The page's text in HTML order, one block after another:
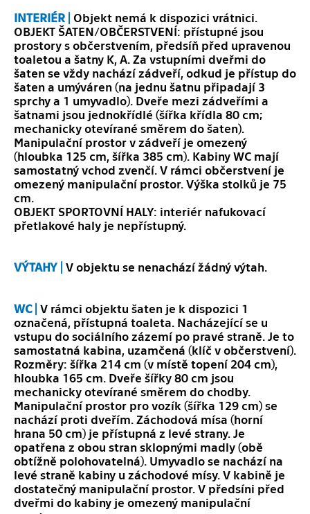
INTERIÉR | Objekt nemá k dispozici vrátnici.
OBJEKT ŠATEN/OBČERSTVENÍ: přístupné jsou
prostory s občerstvením, předsíň před upravenou
toaletou a šatny K, A. Za vstupními dveřmi do
šaten se vždy nachází zádveří, odkud je přístup do
šaten a umýváren (na jednu šatnu připadají 3
sprchy a 1 umyvadlo). Dveře mezi zádveřími a
šatnami jsou jednokřídlé (šířka křídla 80 cm;
mechanicky otevírané směrem do šaten).
Manipulační prostor v zádveří je omezený
(hloubka 125 cm, šířka 385 cm). Kabiny WC mají
samostatný vchod zvenčí. V rámci občerstvení je
omezený manipulační prostor. Výška stolků je 75
cm.
OBJEKT SPORTOVNÍ HALY: interiér nafukovací
přetlakové haly je nepřístupný.
VÝTAHY | V objektu se nenachází žádný výtah.
WC | V rámci objektu šaten je k dispozici 1
označená, přístupná toaleta. Nacházející se u
vstupu do sociálního zázemí po pravé straně. Je to
samostatná kabina, uzamčená (klíč v občerstvení).
Rozměry: šířka 214 cm (v místě topení 204 cm),
hloubka 165 cm. Dveře šířky 80 cm jsou
mechanicky otevírané směrem do chodby.
Manipulační prostor pro vozík (šířka 129 cm) se
nachází proti dveřím. Záchodová mísa (horní
hrana 50 cm) je přístupná z levé strany. Je
opatřena z obou stran sklopnými madly (obě
obtížně polohovatelná). Umyvadlo se nachází na
levé straně kabiny u záchodové mísy. V kabině je
dostatečný manipulační prostor. V předsíni před
dveřmi do kabiny je omezený manipulační